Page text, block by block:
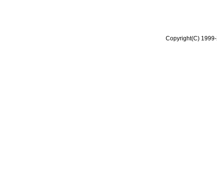
Copyright(C)